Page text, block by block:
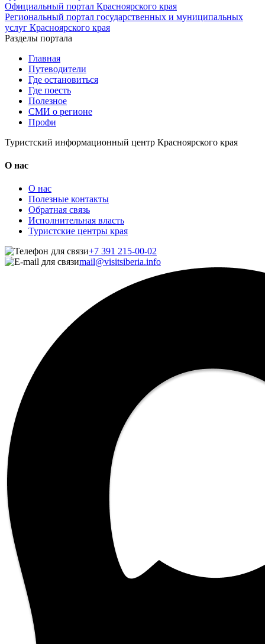
Официальный портал Красноярского края
Региональный портал государственных и муниципальных
услуг Красноярского края
Разделы портала
Главная
Путеводители
Где остановиться
Где поесть
Полезное
СМИ о регионе
Профи
Туристский информационный центр Красноярского края
О нас
О нас
Полезные контакты
Обратная связь
Исполнительная власть
Туристские центры края
+7 391 215-00-02
mail@visitsiberia.info